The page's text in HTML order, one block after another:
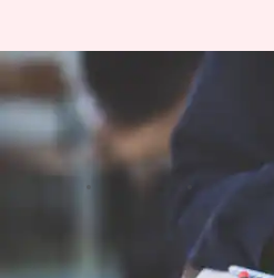
मध्य प्रदेश: बोर्ड
आज से करें सप्लीमेंट्री
आवेदन
11:26 am